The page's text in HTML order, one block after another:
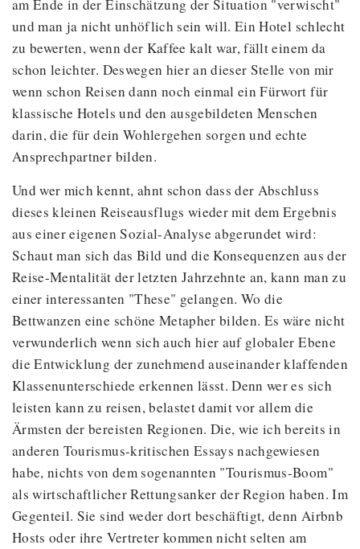
am Ende in der Einschätzung der Situation "verwischt"
und man ja nicht unhöflich sein will. Ein Hotel schlecht
zu bewerten, wenn der Kaffee kalt war, fällt einem da
schon leichter. Deswegen hier an dieser Stelle von mir
wenn schon Reisen dann noch einmal ein Fürwort für
klassische Hotels und den ausgebildeten Menschen
darin, die für dein Wohlergehen sorgen und echte
Ansprechpartner bilden.
Und wer mich kennt, ahnt schon dass der Abschluss
dieses kleinen Reiseausflugs wieder mit dem Ergebnis
aus einer eigenen Sozial-Analyse abgerundet wird:
Schaut man sich das Bild und die Konsequenzen aus der
Reise-Mentalität der letzten Jahrzehnte an, kann man zu
einer interessanten "These" gelangen. Wo die
Bettwanzen eine schöne Metapher bilden. Es wäre nicht
verwunderlich wenn sich auch hier auf globaler Ebene
die Entwicklung der zunehmend auseinander klaffenden
Klassenunterschiede erkennen lässt. Denn wer es sich
leisten kann zu reisen, belastet damit vor allem die
Ärmsten der bereisten Regionen. Die, wie ich bereits in
anderen Tourismus-kritischen Essays nachgewiesen
habe, nichts von dem sogenannten "Tourismus-Boom"
als wirtschaftlicher Rettungsanker der Region haben. Im
Gegenteil. Sie sind weder dort beschäftigt, denn Airbnb
Hosts oder ihre Vertreter kommen nicht selten am